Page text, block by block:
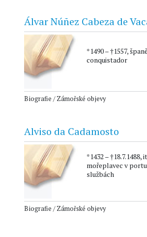
Álvar Núñez Cabeza de
*1490 – †1557,
conquistador
Biografie / Zámořské objevy
Alviso da Cadamosto
*1432 – †18.7.1488,
mořeplavec v
službách
Biografie / Zámořské objevy